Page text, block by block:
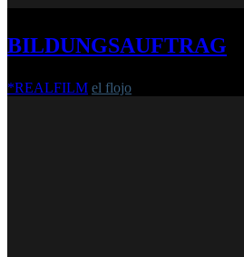
BILDUNGSAUFTRAG
*REALFILM el flojo